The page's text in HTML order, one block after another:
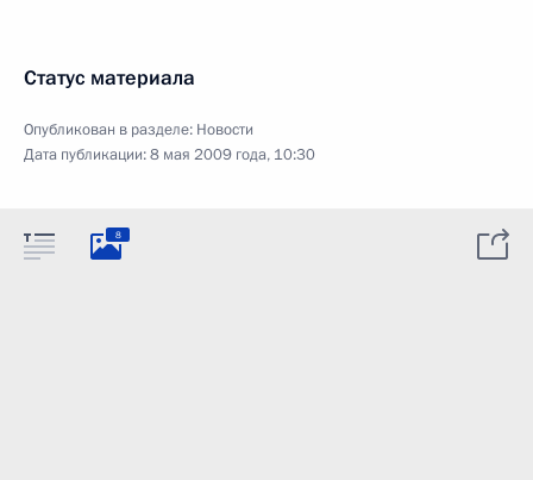
Статус материала
Опубликован в разделе: Новости
Дата публикации:8 мая 2009 года, 10:30
8